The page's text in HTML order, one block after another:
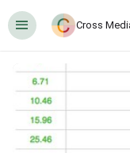
󰍜 Cross